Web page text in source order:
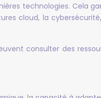
technologies. Cela
cloud, la
consulter des